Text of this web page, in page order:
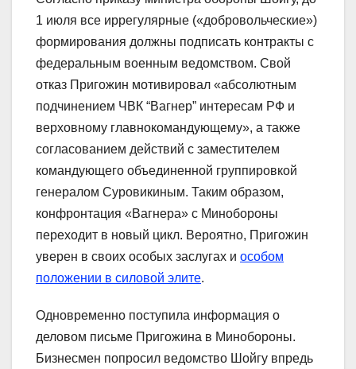
1 июля все иррегулярные («добровольческие»)
формирования должны подписать контракты с
федеральным военным ведомством. Свой
отказ Пригожин мотивировал «абсолютным
подчинением ЧВК “Вагнер” интересам РФ и
верховному главнокомандующему», а также
согласованием действий с заместителем
командующего объединенной группировкой
генералом Суровикиным. Таким образом,
конфронтация «Вагнера» с Минобороны
переходит в новый цикл. Вероятно, Пригожин
уверен в своих особых заслугах и особом
положении в силовой элите.
Одновременно поступила информация о
деловом письме Пригожина в Минобороны.
Бизнесмен попросил ведомство Шойгу впредь